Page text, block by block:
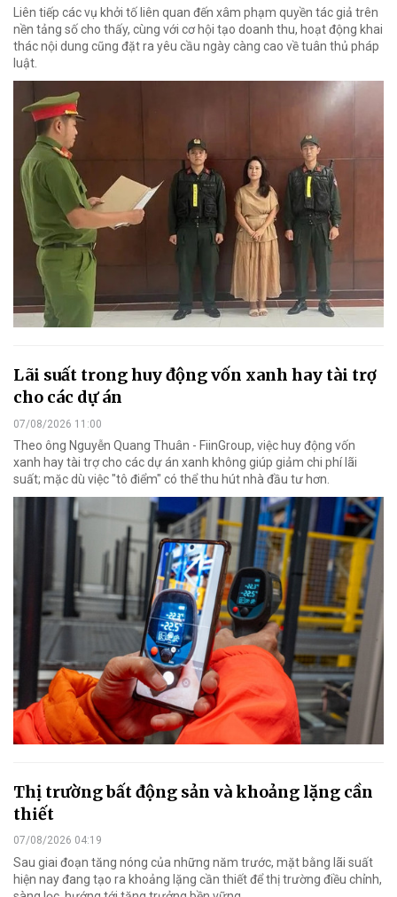
Liên tiếp các vụ khởi tố liên quan đến xâm phạm quyền tác giả trên
nền tảng số cho thấy, cùng với cơ hội tạo doanh thu, hoạt động khai
thác nội dung cũng đặt ra yêu cầu ngày càng cao về tuân thủ pháp
luật.
Lãi suất trong huy động vốn xanh hay tài trợ
cho các dự án
07/08/2026 11:00
Theo ông Nguyễn Quang Thuân - FiinGroup, việc huy động vốn
xanh hay tài trợ cho các dự án xanh không giúp giảm chi phí lãi
suất; mặc dù việc "tô điểm" có thể thu hút nhà đầu tư hơn.
Thị trường bất động sản và khoảng lặng cần
thiết
07/08/2026 04:19
Sau giai đoạn tăng nóng của những năm trước, mặt bằng lãi suất
hiện nay đang tạo ra khoảng lặng cần thiết để thị trường điều chỉnh,